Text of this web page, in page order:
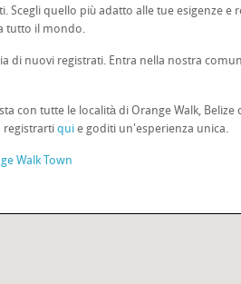
Scegli quello più adatto alle tue esigenze e
tutto il mondo.
di nuovi registrati. Entra nella nostra
con tutte le località di Orange Walk,
registrarti qui e goditi un'esperienza unica.
Walk Town